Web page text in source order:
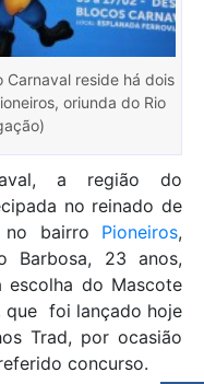
reside há dois
oriunda do Rio
a região do
no reinado de
no bairro Pioneiros,
Barbosa, 23 anos,
escolha do Mascote
que foi lançado hoje
Trad, por ocasião
concurso.